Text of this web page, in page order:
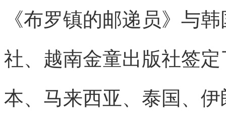
《布罗镇的邮递员》与
社、越南金童出版社签
本、马来西亚、泰国、